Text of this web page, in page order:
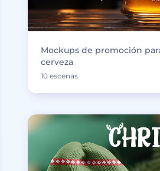
Mockups de promoción
cerveza
10 escenas